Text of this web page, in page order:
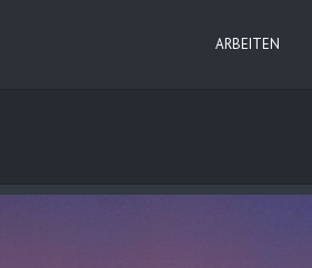
ARBEITEN